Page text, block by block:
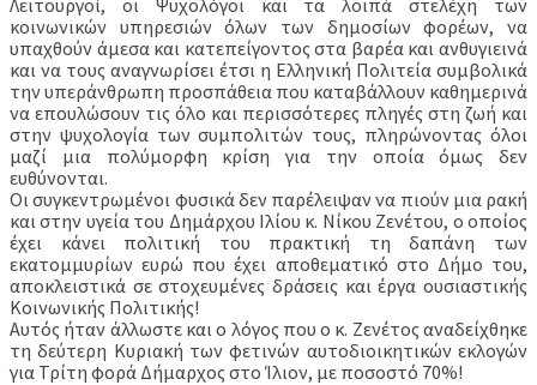
κοινωνικών υπηρεσιών όλων των δημοσίων φορέων, να
υπαχθούν άμεσα και κατεπείγοντος στα βαρέα και ανθυγιεινά
και να τους αναγνωρίσει έτσι η Ελληνική Πολιτεία συμβολικά
την υπεράνθρωπη προσπάθεια που καταβάλλουν καθημερινά
να επουλώσουν τις όλο και περισσότερες πληγές στη ζωή και
στην ψυχολογία των συμπολιτών τους, πληρώνοντας όλοι
μαζί μια πολύμορφη κρίση για την οποία όμως δεν
ευθύνονται.
Οι συγκεντρωμένοι φυσικά δεν παρέλειψαν να πιούν μια ρακή
και στην υγεία του Δημάρχου Ιλίου κ. Νίκου Ζενέτου, ο οποίος
έχει κάνει πολιτική του πρακτική τη δαπάνη των
εκατομμυρίων ευρώ που έχει αποθεματικό στο Δήμο του,
αποκλειστικά σε στοχευμένες δράσεις και έργα ουσιαστικής
Κοινωνικής Πολιτικής!
Αυτός ήταν άλλωστε και ο λόγος που ο κ. Ζενέτος αναδείχθηκε
τη δεύτερη Κυριακή των φετινών αυτοδιοικητικών εκλογών
για Τρίτη φορά Δήμαρχος στο Ίλιον, με ποσοστό 70%!